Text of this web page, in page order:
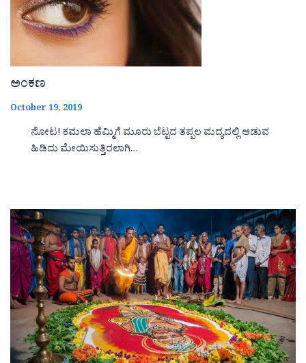
ಅಂಕಣ
October 19, 2019
ನೋಟ! ಕಮಲಾ ಹೆಮ್ಮಿಗೆ ಮೂರು ಬೆಟ್ಟದ ತಪ್ಪಲ ಮದ್ಯದಲ್ಲಿ ಆಡುವ
ಹಿಡಿದು ಮೇಯಿಸುತ್ತಿರಲಾಗಿ…